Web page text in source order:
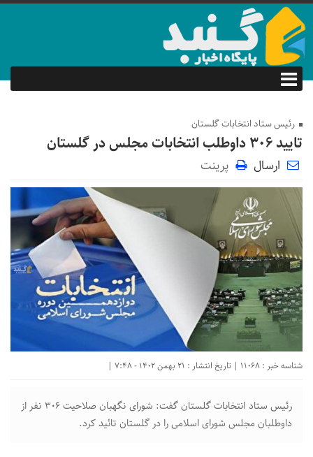
رئیس ستاد انتخابات گلستان
تایید ۳۰۶ داوطلب انتخابات مجلس در گلستان
ارسال پرینت
شناسه خبر : 11068 | تاریخ انتشار : 21 بهمن 1402 - 7:48 |
رئیس ستاد انتخابات گلستان گفت: شورای نگهبان صلاحیت ۳۰۶ نفر از
داوطلبان مجلس شورای اسلامی را در گلستان تائید کرد.